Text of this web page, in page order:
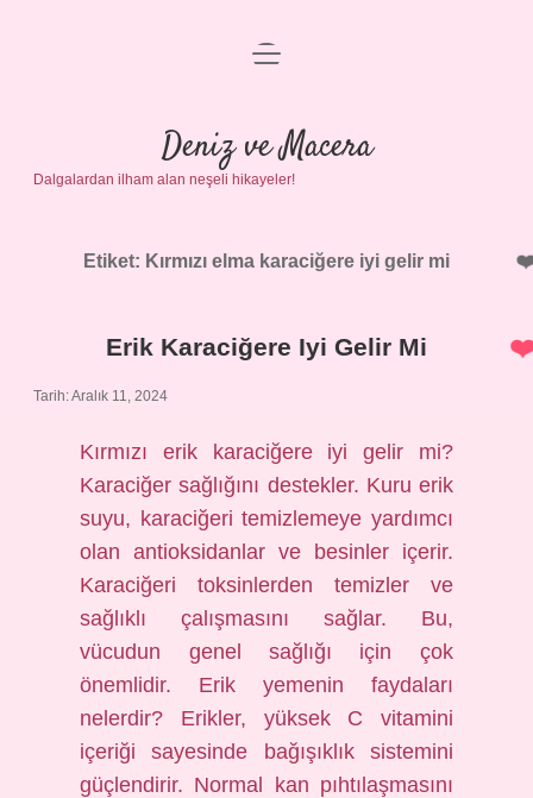
Anasayfa
Gizlilik Politikası
Yasal Uyarı
menüyü
Deniz ve Macera
Dalgalardan ilham alan neşeli hikayeler!
Etiket: Kırmızı elma karaciğere iyi gelir mi
Erik Karaciğere Iyi Gelir Mi
Tarih: Aralık 11, 2024
Kırmızı erik karaciğere iyi gelir mi?
Karaciğer sağlığını destekler. Kuru erik
suyu, karaciğeri temizlemeye yardımcı
olan antioksidanlar ve besinler içerir.
Karaciğeri toksinlerden temizler ve
sağlıklı çalışmasını sağlar. Bu,
vücudun genel sağlığı için çok
önemlidir. Erik yemenin faydaları
nelerdir? Erikler, yüksek C vitamini
içeriği sayesinde bağışıklık sistemini
güçlendirir. Normal kan pıhtılaşmasını